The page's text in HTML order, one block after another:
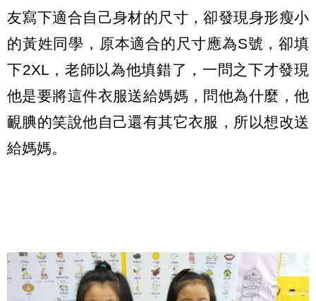
友寫下適合自己身材的尺寸，卻發現身形瘦小
的黃姓同學，原本適合的尺寸應為S號，卻填
下2XL，老師以為他填錯了，一問之下才發現
他是要將這件衣服送給媽媽，問他為什麼，他
靦腆的笑說他自己還有其它衣服，所以想改送
給媽媽。